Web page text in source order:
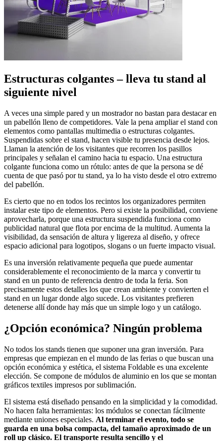
Estructuras colgantes – lleva tu stand al
siguiente nivel
A veces una simple pared y un mostrador no bastan para destacar en
un pabellón lleno de competidores. Vale la pena ampliar el stand con
elementos como pantallas multimedia o estructuras colgantes.
Suspendidas sobre el stand, hacen visible tu presencia desde lejos.
Llaman la atención de los visitantes que recorren los pasillos
principales y señalan el camino hacia tu espacio. Una estructura
colgante funciona como un rótulo: antes de que la persona se dé
cuenta de que pasó por tu stand, ya lo ha visto desde el otro extremo
del pabellón.
Es cierto que no en todos los recintos los organizadores permiten
instalar este tipo de elementos. Pero si existe la posibilidad, conviene
aprovecharla, porque una estructura suspendida funciona como
publicidad natural que flota por encima de la multitud. Aumenta la
visibilidad, da sensación de altura y ligereza al diseño, y ofrece
espacio adicional para logotipos, slogans o un fuerte impacto visual.
Es una inversión relativamente pequeña que puede aumentar
considerablemente el reconocimiento de la marca y convertir tu
stand en un punto de referencia dentro de toda la feria. Son
precisamente estos detalles los que crean ambiente y convierten el
stand en un lugar donde algo sucede. Los visitantes prefieren
detenerse allí donde hay más que un simple logo y un catálogo.
¿Opción económica? Ningún problema
No todos los stands tienen que suponer una gran inversión. Para
empresas que empiezan en el mundo de las ferias o que buscan una
opción económica y estética, el sistema Foldable es una excelente
elección. Se compone de módulos de aluminio en los que se montan
gráficos textiles impresos por sublimación.
El sistema está diseñado pensando en la simplicidad y la comodidad.
No hacen falta herramientas: los módulos se conectan fácilmente
mediante uniones especiales. Al terminar el evento, todo se
guarda en una bolsa compacta, del tamaño aproximado de un
roll up clásico. El transporte resulta sencillo y el